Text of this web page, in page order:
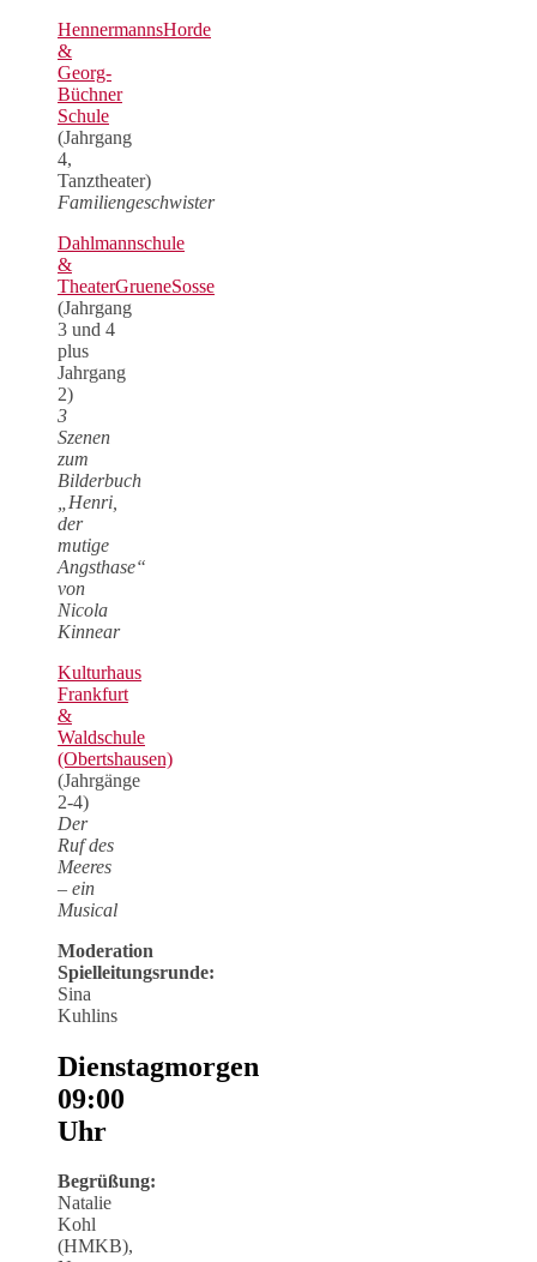
HennermannsHorde
&
Georg-
Büchner
Schule
(Jahrgang
4,
Tanztheater)
Familiengeschwister
Dahlmannschule
&
TheaterGrueneSosse
(Jahrgang
3 und 4
plus
Jahrgang
2)
3
Szenen
zum
Bilderbuch
„Henri,
der
mutige
Angsthase“
von
Nicola
Kinnear
Kulturhaus
Frankfurt
&
Waldschule
(Obertshausen)
(Jahrgänge
2-4)
Der
Ruf des
Meeres
– ein
Musical
Moderation
Spielleitungsrunde:
Sina
Kuhlins
Dienstagmorgen
09:00
Uhr
Begrüßung:
Natalie
Kohl
(HMKB),